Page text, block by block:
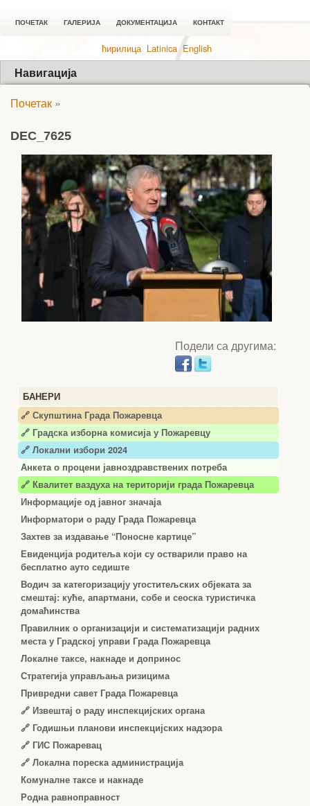
ПОЧЕТАК ГАЛЕРИЈА ДОКУМЕНТАЦИЈА КОНТАКТ
ћирилица Latinica English
Навигација
БАНЕРИ
🔗 Скупштина Града Пожаревца
🔗 Градска изборна комисија у Пожаревцу
🔗 Локални избори 2024
Анкета о процени јавноздравствених потреба
🔗 Квалитет ваздуха на територији града Пожаревца
Информације од јавног значаја
Информатори о раду Града Пожаревца
Захтев за издавање “Поносне картице”
Евиденција родитеља који су остварили право на
бесплатно ауто седиште
Водич за категоризацију угоститељских објеката за
смештај: куће, апартмани, собе и сеоска туристичка
домаћинства
Правилник о организацији и систематизацији радних
места у Градској управи Града Пожаревца
Локалне таксе, накнаде и допринос
Стратегија управљања ризицима
Привредни савет Града Пожаревца
🔗 Извештај о раду инспекцијских органа
🔗 Годишњи планови инспекцијских надзора
🔗 ГИС Пожаревац
🔗 Локална пореска администрација
Комуналне таксе и накнаде
Родна равноправност
Почетак »
DEC_7625
Подели са другима: